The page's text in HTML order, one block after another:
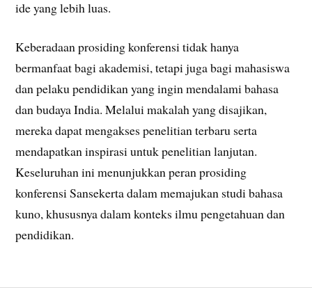
ide yang lebih luas.
Keberadaan prosiding konferensi tidak hanya
bermanfaat bagi akademisi, tetapi juga bagi mahasiswa
dan pelaku pendidikan yang ingin mendalami bahasa
dan budaya India. Melalui makalah yang disajikan,
mereka dapat mengakses penelitian terbaru serta
mendapatkan inspirasi untuk penelitian lanjutan.
Keseluruhan ini menunjukkan peran prosiding
konferensi Sansekerta dalam memajukan studi bahasa
kuno, khususnya dalam konteks ilmu pengetahuan dan
pendidikan.